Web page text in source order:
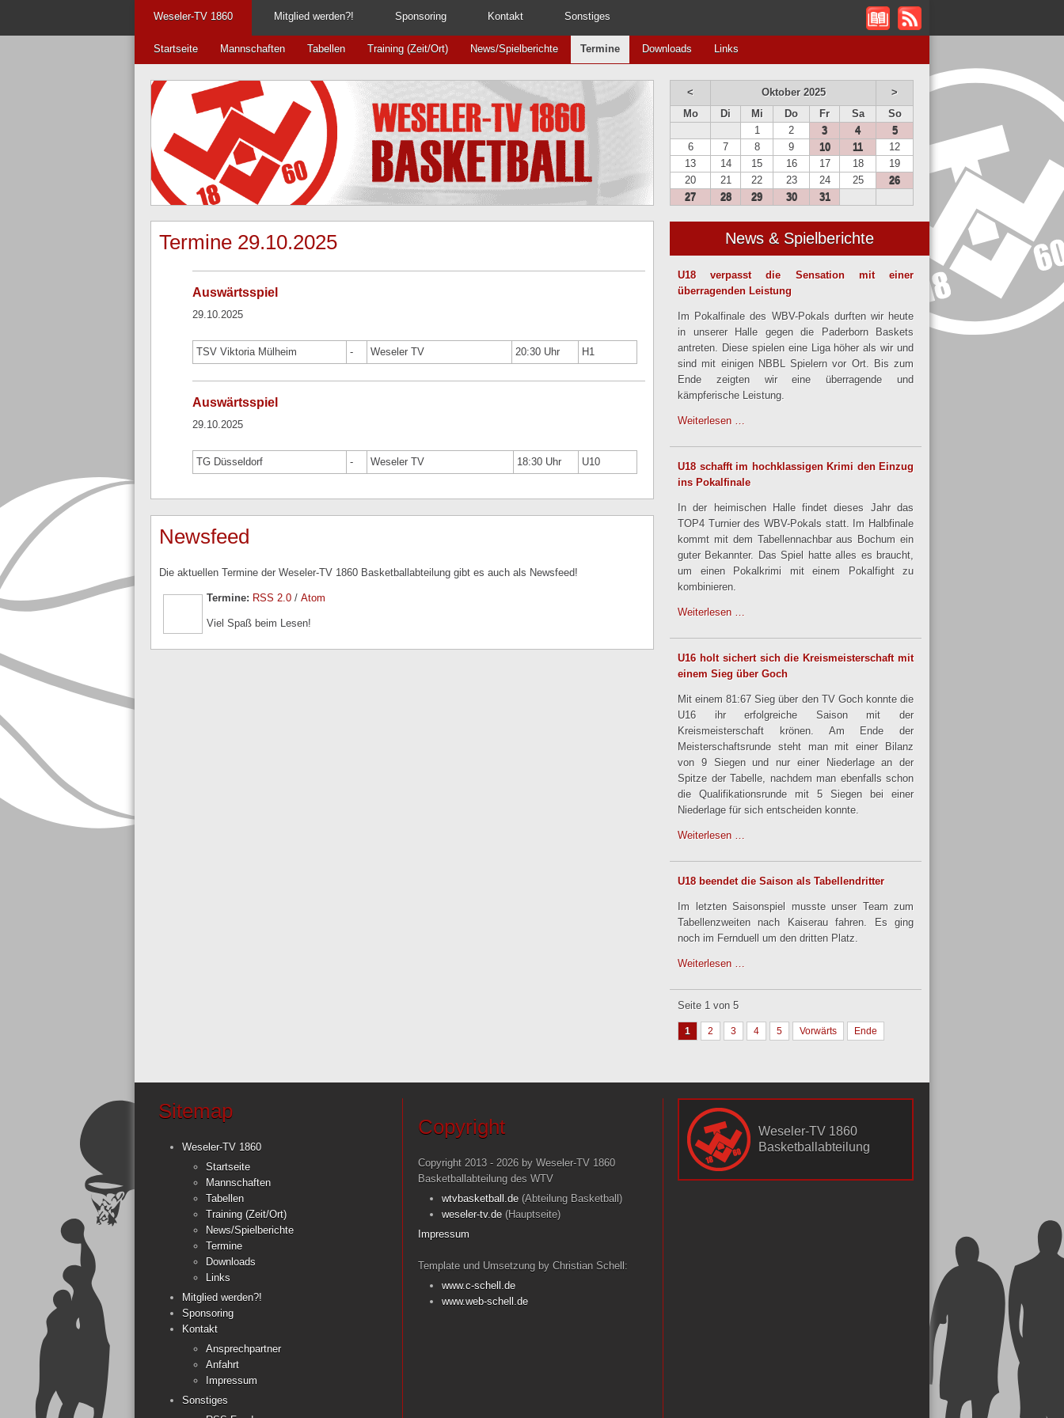
Weseler-TV 1860 Mitglied werden?! Sponsoring Kontakt Sonstiges
Startseite Mannschaften Tabellen Training (Zeit/Ort) News/Spielberichte Termine Downloads Links
Termine 29.10.2025
Auswärtsspiel
29.10.2025
TSV Viktoria Mülheim - Weseler TV 20:30 Uhr H1
Auswärtsspiel
29.10.2025
TG Düsseldorf - Weseler TV 18:30 Uhr U10
Newsfeed
Die aktuellen Termine der Weseler-TV 1860 Basketballabteilung gibt es auch als Newsfeed!
Termine: RSS 2.0 / Atom
Viel Spaß beim Lesen!
< Oktober 2025
>
Mo
Di Mi Do Fr Sa
So
1
2 3 4
5
6
7 8 9 10 11
12
13
14 15 16 17 18
19
20
21 22 23 24 25
26
27
28 29 30 31
News & Spielberichte
U18 verpasst die Sensation mit einer
überragenden Leistung
Im Pokalfinale des WBV-Pokals durften wir heute
in unserer Halle gegen die Paderborn Baskets
antreten. Diese spielen eine Liga höher als wir und
sind mit einigen NBBL Spielern vor Ort. Bis zum
Ende zeigten wir eine überragende und
kämpferische Leistung.
Weiterlesen …
U18 schafft im hochklassigen Krimi den Einzug
ins Pokalfinale
In der heimischen Halle findet dieses Jahr das
TOP4 Turnier des WBV-Pokals statt. Im Halbfinale
kommt mit dem Tabellennachbar aus Bochum ein
guter Bekannter. Das Spiel hatte alles es braucht,
um einen Pokalkrimi mit einem Pokalfight zu
kombinieren.
Weiterlesen …
U16 holt sichert sich die Kreismeisterschaft mit
einem Sieg über Goch
Mit einem 81:67 Sieg über den TV Goch konnte die
U16 ihr erfolgreiche Saison mit der
Kreismeisterschaft krönen. Am Ende der
Meisterschaftsrunde steht man mit einer Bilanz
von 9 Siegen und nur einer Niederlage an der
Spitze der Tabelle, nachdem man ebenfalls schon
die Qualifikationsrunde mit 5 Siegen bei einer
Niederlage für sich entscheiden konnte.
Weiterlesen …
U18 beendet die Saison als Tabellendritter
Im letzten Saisonspiel musste unser Team zum
Tabellenzweiten nach Kaiserau fahren. Es ging
noch im Fernduell um den dritten Platz.
Weiterlesen …
Seite 1 von 5
1 2 3 4 5 Vorwärts Ende
Sitemap
Weseler-TV 1860
Startseite
Mannschaften
Tabellen
Training (Zeit/Ort)
News/Spielberichte
Termine
Downloads
Links
Mitglied werden?!
Sponsoring
Kontakt
Ansprechpartner
Anfahrt
Impressum
Sonstiges
Copyright
Copyright 2013 - 2026 by Weseler-TV 1860
Basketballabteilung des WTV
wtvbasketball.de (Abteilung Basketball)
weseler-tv.de (Hauptseite)
Impressum
Template und Umsetzung by Christian Schell:
www.c-schell.de
www.web-schell.de
Weseler-TV 1860
Basketballabteilung